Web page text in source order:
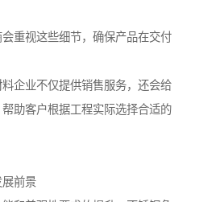
重视这些细节，确保产品在交付
企业不仅提供销售服务，还会给
助客户根据工程实际选择合适的
展前景